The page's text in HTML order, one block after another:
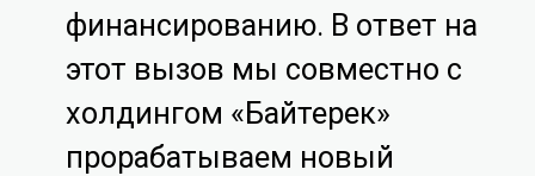
финансированию. В ответ на
этот вызов мы совместно с
холдингом «Байтерек»
прорабатываем новый